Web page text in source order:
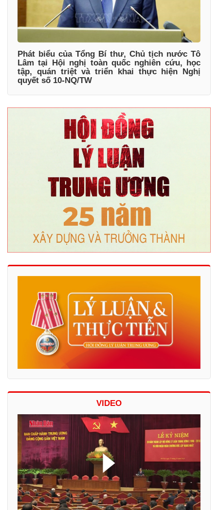
Phát biểu của Tổng Bí thư, Chủ tịch nước Tô
Lâm tại Hội nghị toàn quốc nghiên cứu, học
tập, quán triệt và triển khai thực hiện Nghị
quyết số 10-NQ/TW
VIDEO